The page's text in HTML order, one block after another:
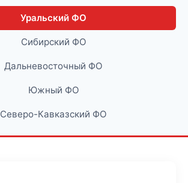
Уральский ФО
Сибирский ФО
Дальневосточный ФО
Южный ФО
Северо-Кавказский ФО